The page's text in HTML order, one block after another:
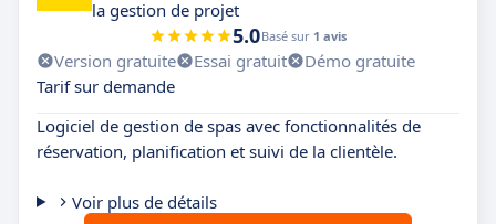
la gestion de projet
5.0Basé sur 1 avis
Version gratuite Essai gratuit
Démo gratuite
Tarif sur demande
Logiciel de gestion de spas avec fonctionnalités de
réservation, planification et suivi de la clientèle.
Voir plus de détails